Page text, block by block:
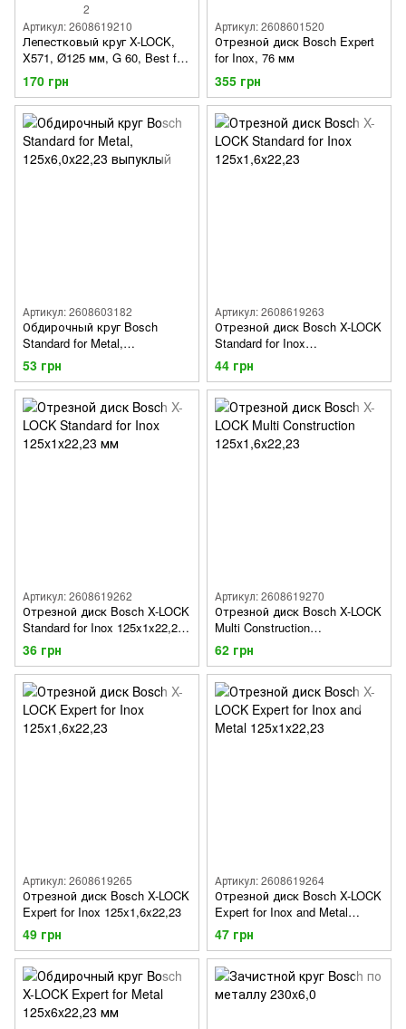
2
Артикул: 2608619210
Лепестковый круг X-LOCK,
X571, Ø125 мм, G 60, Best for
Metal
170 грн
Артикул: 2608601520
Отрезной диск Bosch Expert
for Inox, 76 мм
355 грн
Артикул: 2608603182
Обдирочный круг Bosch
Standard for Metal,
125x6,0x22,23 выпуклый
53 грн
Артикул: 2608619263
Отрезной диск Bosch X-LOCK
Standard for Inox
125x1,6x22,23
44 грн
Артикул: 2608619262
Отрезной диск Bosch X-LOCK
Standard for Inox 125x1x22,23
мм
36 грн
Артикул: 2608619270
Отрезной диск Bosch X-LOCK
Multi Construction
125x1,6x22,23
62 грн
Артикул: 2608619265
Отрезной диск Bosch X-LOCK
Expert for Inox 125x1,6x22,23
49 грн
Артикул: 2608619264
Отрезной диск Bosch X-LOCK
Expert for Inox and Metal
125x1x22,23
47 грн